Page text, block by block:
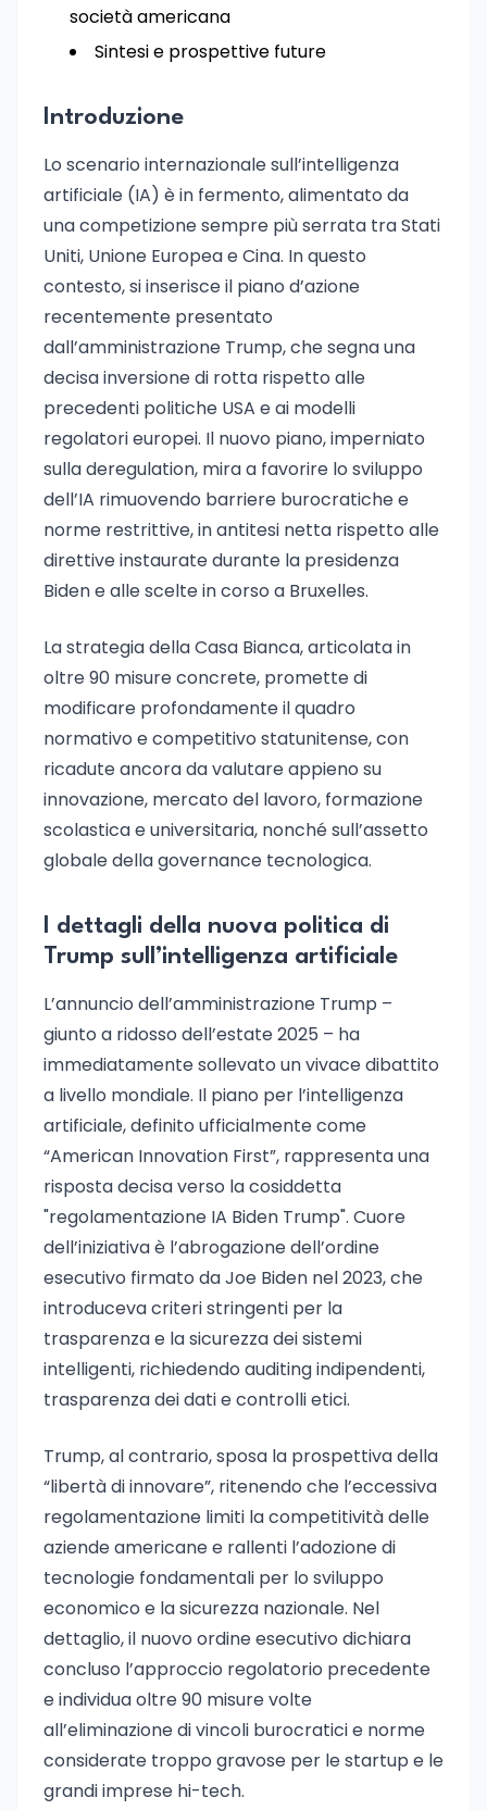
società americana
Sintesi e prospettive future
Introduzione
Lo scenario internazionale sull’intelligenza
artificiale (IA) è in fermento, alimentato da
una competizione sempre più serrata tra Stati
Uniti, Unione Europea e Cina. In questo
contesto, si inserisce il piano d’azione
recentemente presentato
dall’amministrazione Trump, che segna una
decisa inversione di rotta rispetto alle
precedenti politiche USA e ai modelli
regolatori europei. Il nuovo piano, imperniato
sulla deregulation, mira a favorire lo sviluppo
dell’IA rimuovendo barriere burocratiche e
norme restrittive, in antitesi netta rispetto alle
direttive instaurate durante la presidenza
Biden e alle scelte in corso a Bruxelles.
La strategia della Casa Bianca, articolata in
oltre 90 misure concrete, promette di
modificare profondamente il quadro
normativo e competitivo statunitense, con
ricadute ancora da valutare appieno su
innovazione, mercato del lavoro, formazione
scolastica e universitaria, nonché sull’assetto
globale della governance tecnologica.
I dettagli della nuova politica di
Trump sull’intelligenza artificiale
L’annuncio dell’amministrazione Trump –
giunto a ridosso dell’estate 2025 – ha
immediatamente sollevato un vivace dibattito
a livello mondiale. Il piano per l’intelligenza
artificiale, definito ufficialmente come
“American Innovation First”, rappresenta una
risposta decisa verso la cosiddetta
"regolamentazione IA Biden Trump". Cuore
dell’iniziativa è l’abrogazione dell’ordine
esecutivo firmato da Joe Biden nel 2023, che
introduceva criteri stringenti per la
trasparenza e la sicurezza dei sistemi
intelligenti, richiedendo auditing indipendenti,
trasparenza dei dati e controlli etici.
Trump, al contrario, sposa la prospettiva della
“libertà di innovare”, ritenendo che l’eccessiva
regolamentazione limiti la competitività delle
aziende americane e rallenti l’adozione di
tecnologie fondamentali per lo sviluppo
economico e la sicurezza nazionale. Nel
dettaglio, il nuovo ordine esecutivo dichiara
concluso l’approccio regolatorio precedente
e individua oltre 90 misure volte
all’eliminazione di vincoli burocratici e norme
considerate troppo gravose per le startup e le
grandi imprese hi-tech.